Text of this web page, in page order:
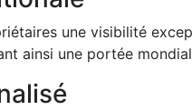
une visibilité
ainsi une portée